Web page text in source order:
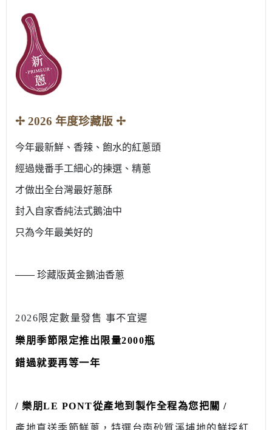
✢ 2026 年度珍藏版 ✢
今年最新鮮、香辣、飽水的紅蔥頭
經過幾番手工細心的揀選、精蔥
才做出全台灣最好蔥酥
封入自家香純法式鵝油中
只為今年最美好的
—— 珍藏版黃金鵝油香蔥
2026限定數量發售 事不宜遲
樂朋季節限定推出限量2000瓶
錯過就要再等一年
/ 樂朋LE PONT從產地到製作全程為您把關 /